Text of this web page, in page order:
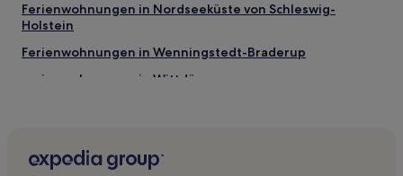
Ferienwohnungen in Nordseeküste von Schleswig-
Holstein
Ferienwohnungen in Wenningstedt-Braderup
Ferienwohnungen in Wittdün
Hotels mit Küchenzeile in Süderende